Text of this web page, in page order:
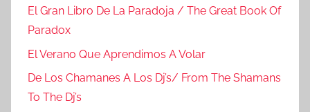
El Gran Libro De La Paradoja / The Great Book Of
Paradox
El Verano Que Aprendimos A Volar
De Los Chamanes A Los Dj’s/ From The Shamans
To The Dj’s